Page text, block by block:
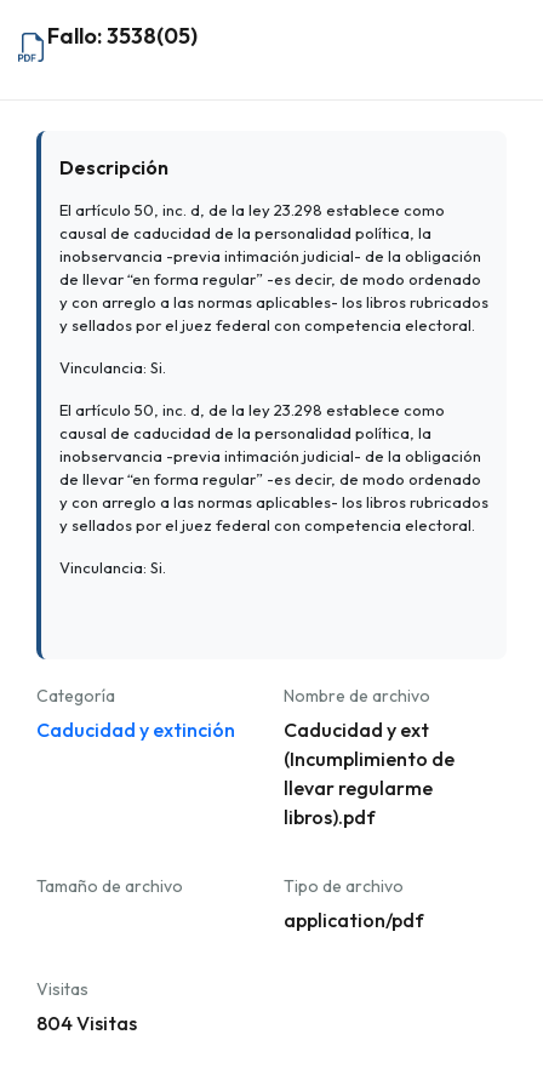
Fallo: 3538(05)
Descripción
El artículo 50, inc. d, de la ley 23.298 establece como
causal de caducidad de la personalidad política, la
inobservancia -previa intimación judicial- de la obligación
de llevar “en forma regular” -es decir, de modo ordenado
y con arreglo a las normas aplicables- los libros rubricados
y sellados por el juez federal con competencia electoral.
Vinculancia: Si.
El artículo 50, inc. d, de la ley 23.298 establece como
causal de caducidad de la personalidad política, la
inobservancia -previa intimación judicial- de la obligación
de llevar “en forma regular” -es decir, de modo ordenado
y con arreglo a las normas aplicables- los libros rubricados
y sellados por el juez federal con competencia electoral.
Vinculancia: Si.
Categoría
Caducidad y extinción
Nombre de archivo
Caducidad y ext
(Incumplimiento de
llevar regularme
libros).pdf
Tamaño de archivo Tipo de archivo
application/pdf
Visitas
804 Visitas